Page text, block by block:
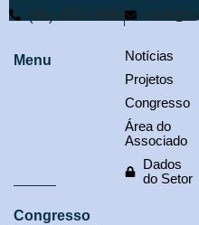
(61) 3321-9563
Menu
Notícias
Projetos
Congresso
Área do
Associado
Dados
do Setor
Congresso